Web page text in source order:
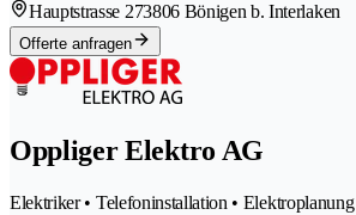
Hauptstrasse 273806 Bönigen b. Interlaken
Offerte anfragen
Oppliger Elektro AG
Elektriker • Telefoninstallation • Elektroplanung